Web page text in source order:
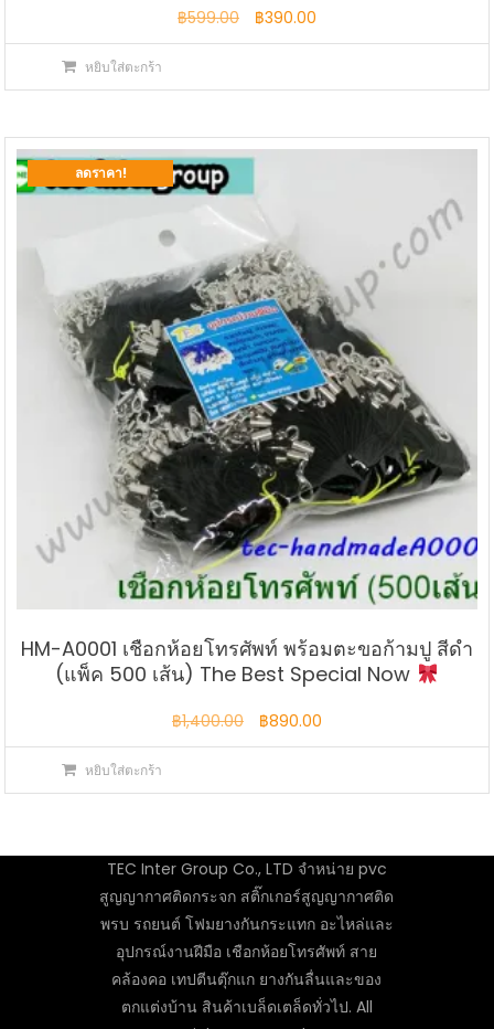
฿599.00
Original
price
฿390.00
price
หยิบใส่ตะกร้า
ลดราคา!
HM-A0001 เชือกห้อยโทรศัพท์ พร้อมตะขอก้ามปู สีดำ
(แพ็ค 500 เส้น) The Best Special Now
฿1,400.00
Original
price
฿890.00
price
หยิบใส่ตะกร้า
TEC Inter Group Co., LTD จำหน่าย pvc
สูญญากาศติดกระจก สติ๊กเกอร์สูญญากาศติด
พรบ รถยนต์ โฟมยางกันกระแทก อะไหล่และ
อุปกรณ์งานฝีมือ เชือกห้อยโทรศัพท์ สาย
คล้องคอ เทปตีนตุ๊กแก ยางกันลื่นและของ
ตกแต่งบ้าน สินค้าเบล็ดเตล็ดทั่วไป. All